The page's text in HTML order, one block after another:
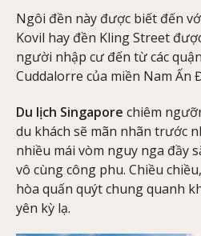
Ngôi đền này được biết đến
Kovil hay đền Kling Street
người nhập cư đến từ các
Cuddalorre của miền Nam Ấn
Du lịch Singapore chiêm
du khách sẽ mãn nhãn trước
nhiều mái vòm nguy nga đầy
vô cùng công phu. Chiều
hòa quấn quýt chung quanh
yên kỳ lạ.